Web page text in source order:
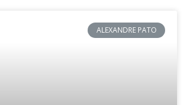
ALEXANDRE PATO